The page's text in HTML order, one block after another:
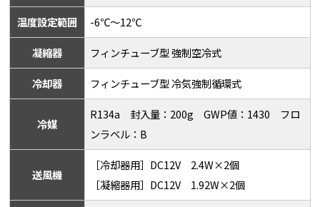
温度設定範囲 -6℃～12℃
凝縮器 フィンチューブ型 強制空冷式
冷却器 フィンチューブ型 冷気強制循環式
冷媒
R134a 封入量：200g GWP値：1430 フロ
ンラベル：B
送風機
［冷却器用］DC12V 2.4W×2個
［凝縮器用］DC12V 1.92W×2個